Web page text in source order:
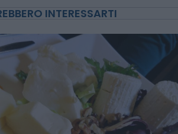
INTERESSARTI